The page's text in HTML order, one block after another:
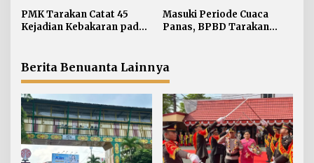
p
o
Pelanggaran ETLE di
Tarakan
Tegaskan Pelanggaran
Personel Diproses Tanpa
Toleransi
PMK Tarakan Catat 45
Kejadian Kebakaran pada
Masuki Periode Cuaca
Panas, BPBD Tarakan
Berita Benuanta Lainnya